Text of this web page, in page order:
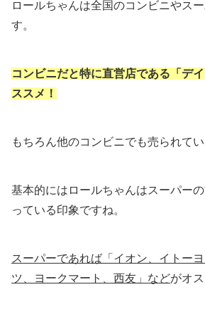
ロールちゃんは全国のコンビニやス
す。
コンビニだと特に直営店である「デ
ススメ！
もちろん他のコンビニでも売られてい
基本的にはロールちゃんはスーパー
っている印象ですね。
スーパーであれば「イオン、イトー
ツ、ヨークマート、西友」などがオス